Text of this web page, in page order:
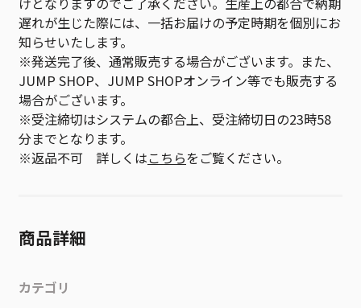
遅れが生じた際には、一括お届けの予定時期を個別にお
知らせいたします。
※発送完了後、通常販売する場合がございます。また、
JUMP SHOP、JUMP SHOPオンライン等でも販売する
場合がございます。
※受注締切はシステムの都合上、受注締切日の23時58
分までとなります。
※返品不可 詳しくはこちらをご覧ください。
商品詳細
カテゴリ